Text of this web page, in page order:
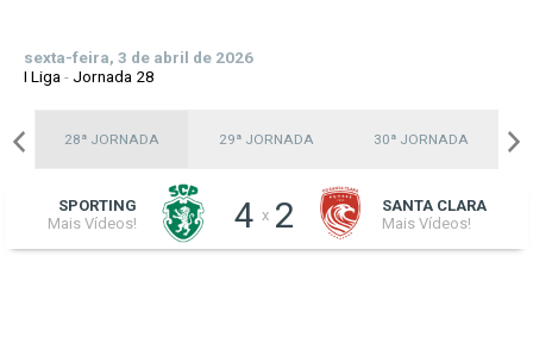
sexta-feira, 3 de abril de 2026
I Liga -Jornada 28
28ª JORNADA 29ª JORNADA 30ª JORNADA
SPORTING
Mais Vídeos!
4 x 2
SANTA CLARA
Mais Vídeos!